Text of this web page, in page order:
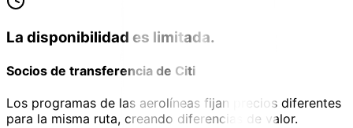
La disponibilidad es limitada.
Socios de transferencia de Citi
Los programas de las aerolíneas fijan precios diferentes
para la misma ruta, creando diferencias de valor.